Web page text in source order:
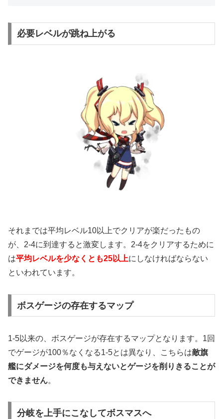
必要レベルが跳ね上がる
それまでは平均レベル10以上でクリアが楽だったもの
が、2-4に到達すると激変します。2-4をクリアするために
は平均レベルを少なくとも25以上にしなければならない
といわれています。
ボスゲージの存在するマップ
1-5以来の、ボスゲージが存在するマップとなります。1回
でゲージが100％なくなる1-5とは異なり、こちらは敵旗
艦にダメージを何度も与えないとゲージを削りきることが
できません。
分岐を上手にこなしてボスマスへ